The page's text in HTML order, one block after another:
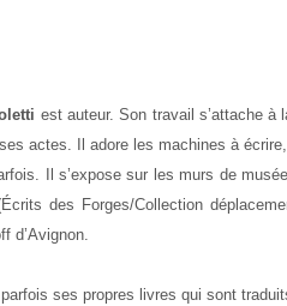
est auteur. Son travail s’attache
actes. Il adore les machines à
Il s’expose sur les murs de
des Forges/Collection
d’Avignon.
parfois ses propres livres qui sont